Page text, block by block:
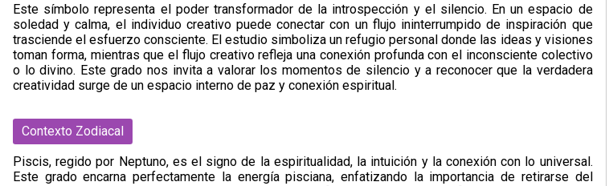
Este símbolo representa el poder transformador de la introspección y el silencio. En un espacio de
soledad y calma, el individuo creativo puede conectar con un flujo ininterrumpido de inspiración que
trasciende el esfuerzo consciente. El estudio simboliza un refugio personal donde las ideas y visiones
toman forma, mientras que el flujo creativo refleja una conexión profunda con el inconsciente colectivo
o lo divino. Este grado nos invita a valorar los momentos de silencio y a reconocer que la verdadera
creatividad surge de un espacio interno de paz y conexión espiritual.
Contexto Zodiacal
Piscis, regido por Neptuno, es el signo de la espiritualidad, la intuición y la conexión con lo universal.
Este grado encarna perfectamente la energía pisciana, enfatizando la importancia de retirarse del